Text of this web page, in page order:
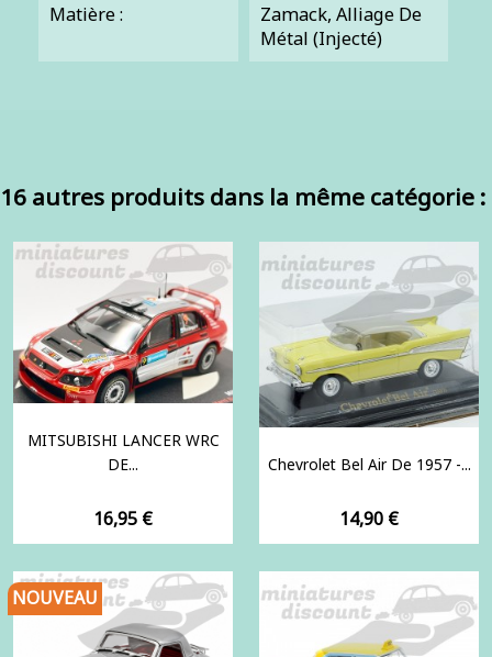
Matière :
Zamack, Alliage De
Métal (injecté)
16 autres produits dans la même catégorie :
MITSUBISHI LANCER WRC
DE...
Prix
16,95 €
Chevrolet Bel Air De 1957 -...
Prix
14,90 €
NOUVEAU